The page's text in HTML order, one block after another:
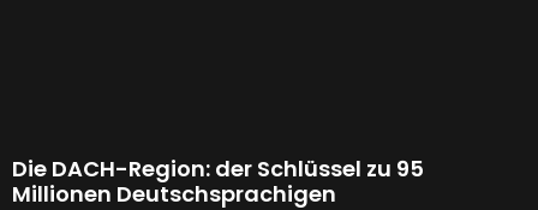
Die DACH-Region: der Schlüssel zu 95
Millionen Deutschsprachigen